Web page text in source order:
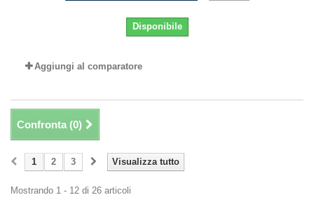
Disponibile
Aggiungi al comparatore
Confronta (0)
Visualizza tutto
1 2 3
Mostrando 1 - 12 di 26 articoli